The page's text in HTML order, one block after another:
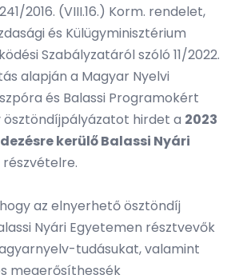
2016. (VIII.16.) Korm. rendelet,
és Külügyminisztérium
Szabályzatáról szóló 11/2022.
alapján a Magyar Nyelvi
és Balassi Programokért
ösztöndíjpályázatot hirdet a 2023
kerülő Balassi Nyári
az elnyerhető ösztöndíj
Nyári Egyetemen résztvevők
tudásukat, valamint
megerősíthessék